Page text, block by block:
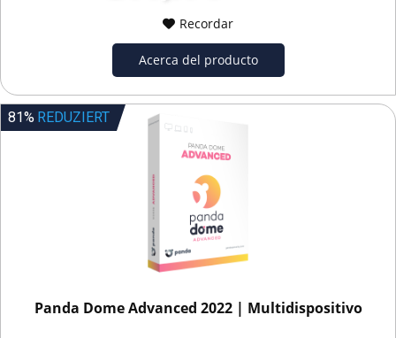
Recordar
Acerca del producto
81% REDUZIERT
Panda Dome Advanced 2022 | Multidispositivo